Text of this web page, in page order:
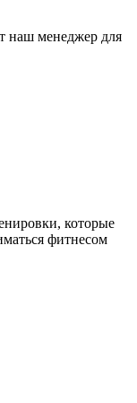
наш менеджер для
которые
фитнесом